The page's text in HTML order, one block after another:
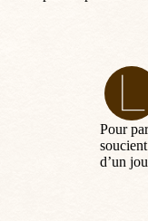
Pour
d’un